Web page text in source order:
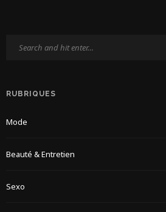
RUBRIQUES
Mode
Beauté & Entretien
Sexo